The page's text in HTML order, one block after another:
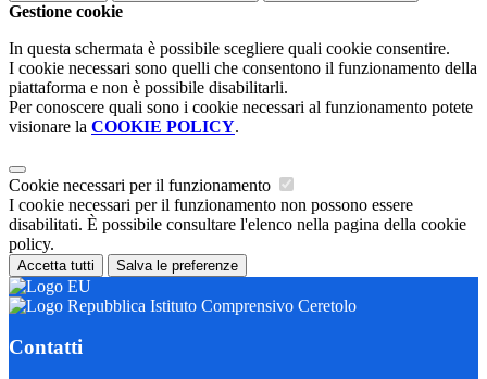
Gestione cookie
In questa schermata è possibile scegliere quali cookie consentire.
I cookie necessari sono quelli che consentono il funzionamento della
piattaforma e non è possibile disabilitarli.
Per conoscere quali sono i cookie necessari al funzionamento potete
visionare la COOKIE POLICY.
Cookie necessari per il funzionamento
I cookie necessari per il funzionamento non possono essere
disabilitati. È possibile consultare l'elenco nella pagina della cookie
policy.
Accetta tutti Salva le preferenze
Istituto Comprensivo Ceretolo
Contatti